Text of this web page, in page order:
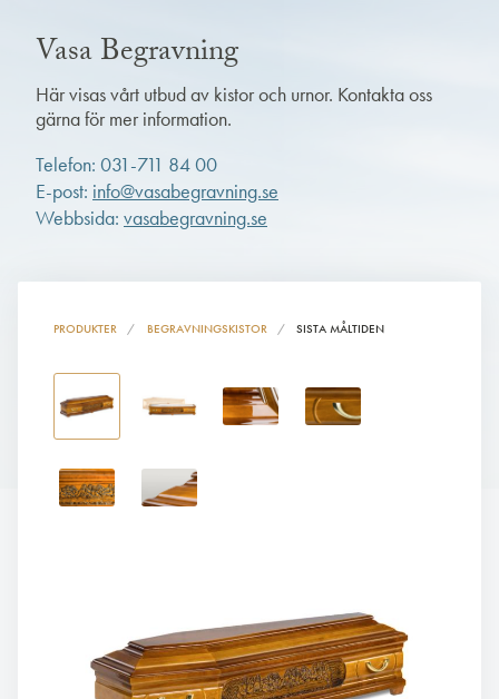
Vasa Begravning
Här visas vårt utbud av kistor och urnor. Kontakta oss
gärna för mer information.
Telefon: 031-711 84 00
E-post: info@vasabegravning.se
Webbsida: vasabegravning.se
PRODUKTER BEGRAVNINGSKISTOR SISTA MÅLTIDEN